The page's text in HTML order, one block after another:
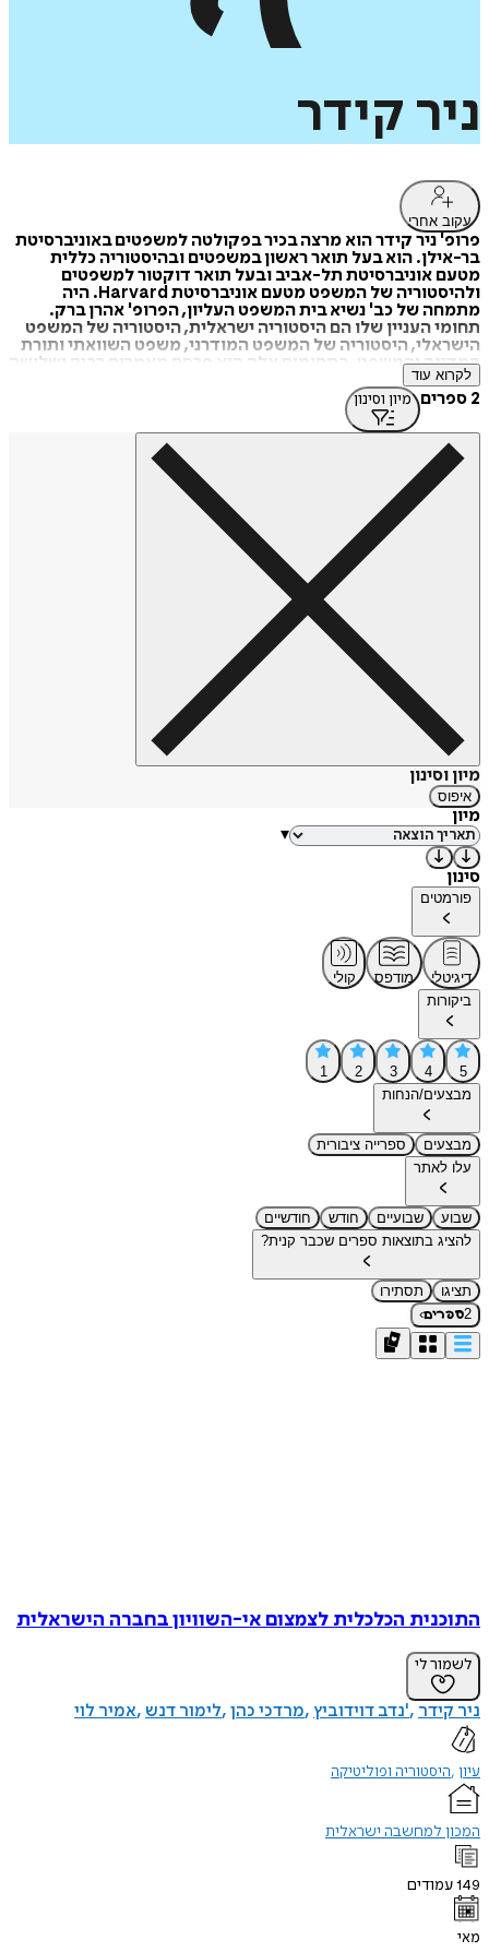
ניר קידר
עקוב אחרי
פרופ' ניר קידר הוא מרצה בכיר בפקולטה למשפטים באוניברסיטת
בר-אילן. הוא בעל תואר ראשון במשפטים ובהיסטוריה כללית
מטעם אוניברסיטת תל-אביב ובעל תואר דוקטור למשפטים
ולהיסטוריה של המשפט מטעם אוניברסיטת Harvard. היה
מתמחה של כב' נשיא בית המשפט העליון, הפרופ' אהרן ברק.
תחומי העניין שלו הם היסטוריה ישראלית, היסטוריה של המשפט
הישראלי, היסטוריה של המשפט המודרני, משפט השוואתי ותורת
המדינה והמשפט. בתחומים אלה הוא פרסם מאמרים רבים ושלושה
ספרים.
ספרו הראשון ממלכתיות: התפיסה האזרחית של דוד בן-גוריון,
התפרסם בהוצאת יד בן-צבי ומכון בן-גוריון לחקר ישראל והציונות
בשנת 2009. הספר זכה בפרס שפירא לספר הטוב ביותר על ישראל
בשנת 2009 מטעם האגודה הבינלאומית ללימודי ישראל (AIS).
לקרוא עוד
2 ספרים מיון וסינון
מיון וסינון
איפוס
מיון
▾
סינון
פורמטים
דיגיטלי מודפס
קולי
ביקורות
5
4
3
2
1
מבצעים/הנחות
מבצעים
ספרייה ציבורית
עלו לאתר
שבוע שבועיים חודש
חודשיים
להציג בתוצאות ספרים שכבר קנית?
תציגו
תסתירו
2ספרים›
התוכנית הכלכלית לצמצום אי-השוויון בחברה הישראלית
לשמור לי
ניר קידר 'נדב דוידוביץ מרדכי כהן לימור דנש אמיר לוי
עיון היסטוריה ופוליטיקה
המכון למחשבה ישראלית
149עמודים
מאי